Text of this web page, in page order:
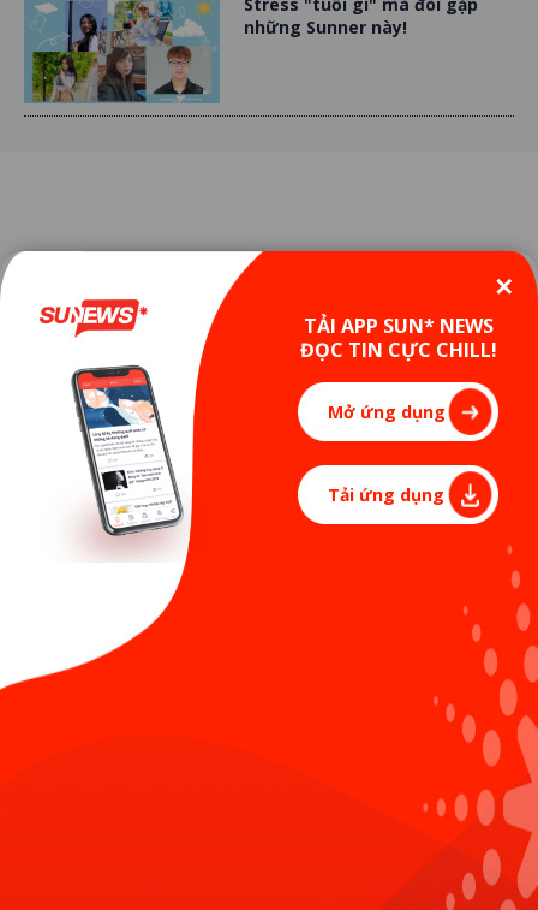
những Sunner này!
Sun* Inc.
Editorial local Sun* Inc department.
Address: 13F, Keangnam Hanoi Landmark Tower, Pham Hung,
Nam Tu Liem, Hanoi, Vietnam.
RESPONSIBLE FOR THE CONTENT
Editing by Internal Communications.
Hotline: 024.38.378.453 (line 6)
FEEDBACK
✕
TẢI APP SUN* NEWS
ĐỌC TIN CỰC CHILL!
Mở ứng dụng
Tải ứng dụng
LIÊN HỆ ĐĂNG BÀI